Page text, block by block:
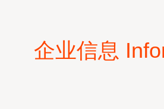
企业信息